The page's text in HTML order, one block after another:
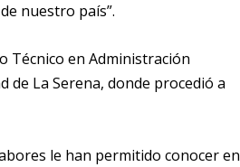
nuestro país”.
Técnico en Administración
de La Serena, donde procedió a
le han permitido conocer en